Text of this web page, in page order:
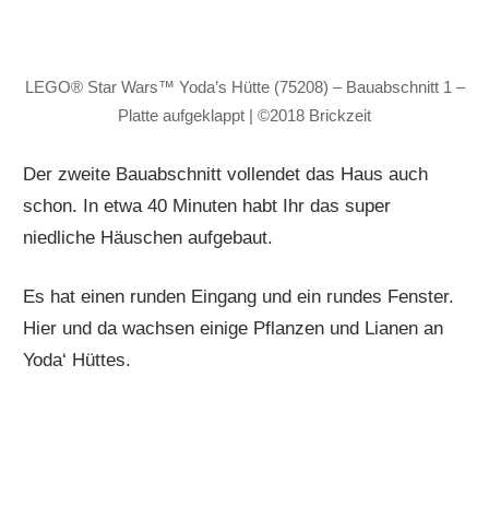
LEGO® Star Wars™ Yoda’s Hütte (75208) – Bauabschnitt 1 –
Platte aufgeklappt | ©2018 Brickzeit
Der zweite Bauabschnitt vollendet das Haus auch
schon. In etwa 40 Minuten habt Ihr das super
niedliche Häuschen aufgebaut.
Es hat einen runden Eingang und ein rundes Fenster.
Hier und da wachsen einige Pflanzen und Lianen an
Yoda‘ Hüttes.